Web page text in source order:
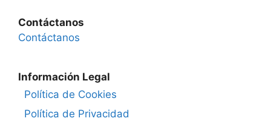
Contáctanos
Contáctanos
Información Legal
Política de Cookies
Política de Privacidad